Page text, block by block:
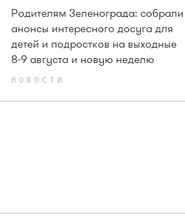
Родителям Зеленограда: собрали
анонсы интересного досуга для
детей и подростков на выходные
8-9 августа и новую неделю
НОВОСТИ